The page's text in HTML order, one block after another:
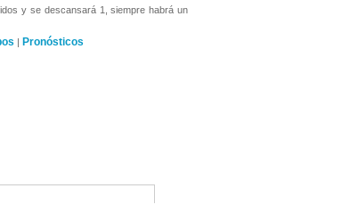
y se descansará 1, siempre habrá un
| Pronósticos